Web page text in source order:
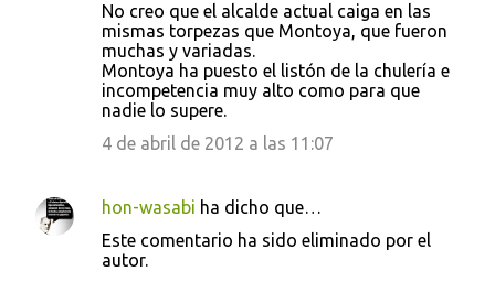
No creo que el alcalde actual caiga en las
mismas torpezas que Montoya, que fueron
muchas y variadas.
Montoya ha puesto el listón de la chulería e
incompetencia muy alto como para que
nadie lo supere.
4 de abril de 2012 a las 11:07
hon-wasabi ha dicho que…
Este comentario ha sido eliminado por el
autor.